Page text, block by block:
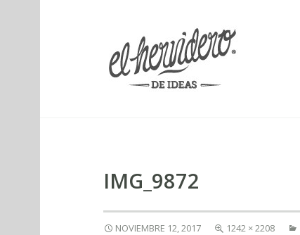
IMG_9872
NOVIEMBRE 12, 2017 1242 × 2208